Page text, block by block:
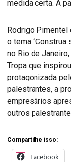
medida certa. A
Rodrigo Pimentel
o tema “Construa
no Rio de
Tropa que
protagonizada
palestrantes, a
empresários
outros
Compartilhe isso:
Facebook